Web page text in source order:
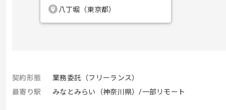
八丁堀（東京都）
契約形態
業務委託（フリーランス）
最寄り駅
みなとみらい（神奈川県）/一部リモート